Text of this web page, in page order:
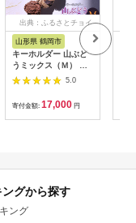
出典：ふるさとチョイ
山形県 鶴岡市
キーホルダー 山ぶど
うミックス（Ｍ） 山
形県鶴岡市 アトリエ
かおる | 山葡萄 雑貨
キーホルダー ギフト
贈り物 お取り寄せ 返
礼品
5.0
寄付金額: 17,000 円
ングから探す
ング